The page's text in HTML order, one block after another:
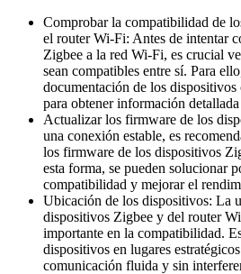
Comprobar la compatibilidad de
el router Wi-Fi: Antes de intentar
Zigbee a la red Wi-Fi, es crucial
sean compatibles entre sí. Para
documentación de los
para obtener información
Actualizar los firmware de los
una conexión estable, es
los firmware de los dispositivos
esta forma, se pueden solucionar
compatibilidad y mejorar el
Ubicación de los dispositivos: La
dispositivos Zigbee y del router
importante en la compatibilidad.
dispositivos en lugares
comunicación fluida y sin